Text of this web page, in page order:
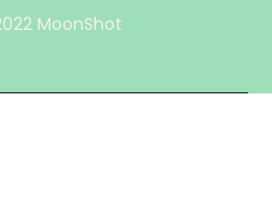
MoonShot